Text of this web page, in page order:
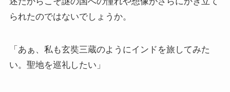
られたのではないでしょうか。
「あぁ、私も玄奘三蔵のようにインドを旅してみた
い。聖地を巡礼したい」